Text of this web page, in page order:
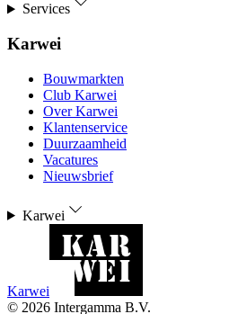
Services
Karwei
Bouwmarkten
Club Karwei
Over Karwei
Klantenservice
Duurzaamheid
Vacatures
Nieuwsbrief
Karwei
Karwei
© 2026 Intergamma B.V.